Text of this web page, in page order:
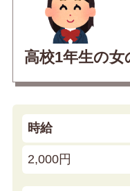
高校1年生の女
時給
2,000円